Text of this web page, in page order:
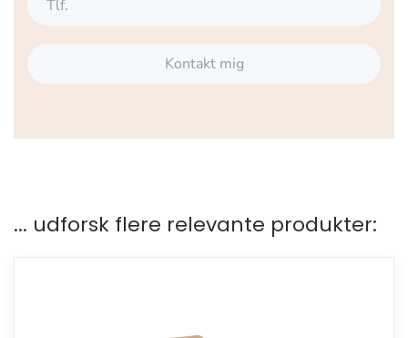
Kontakt mig
... udforsk flere relevante produkter: